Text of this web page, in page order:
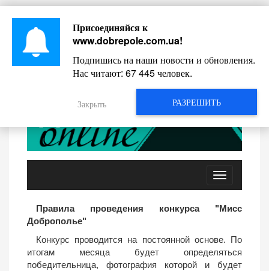
ЛИСТ АДМІНІСТРАЦІЇ
ВХІД НА САЙТ
Toggle
navigation
Правила проведения конкурса "Мисс
Доброполье"
Конкурс проводится на постоянной основе. По
итогам месяца будет определяться
победительница, фотография которой и будет
Присоединяйся к
www.dobrepole.com.ua!
Подпишись на наши новости и обновления.
Нас читают: 67 445человек.
РАЗРЕШИТЬ
Закрыть